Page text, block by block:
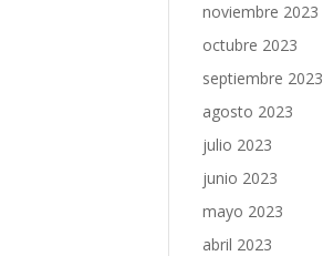
noviembre 2023
octubre 2023
septiembre 2023
agosto 2023
julio 2023
junio 2023
mayo 2023
abril 2023